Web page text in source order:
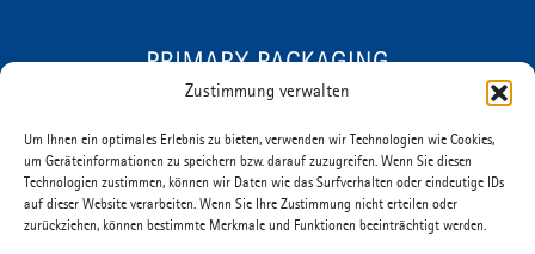
Zustimmung verwalten
Um Ihnen ein optimales Erlebnis zu bieten, verwenden wir Technologien wie Cookies,
um Geräteinformationen zu speichern bzw. darauf zuzugreifen. Wenn Sie diesen
Technologien zustimmen, können wir Daten wie das Surfverhalten oder eindeutige IDs
auf dieser Website verarbeiten. Wenn Sie Ihre Zustimmung nicht erteilen oder
zurückziehen, können bestimmte Merkmale und Funktionen beeinträchtigt werden.
DATENSCHUTZ
IMPRESSUM
DOWNLOADS